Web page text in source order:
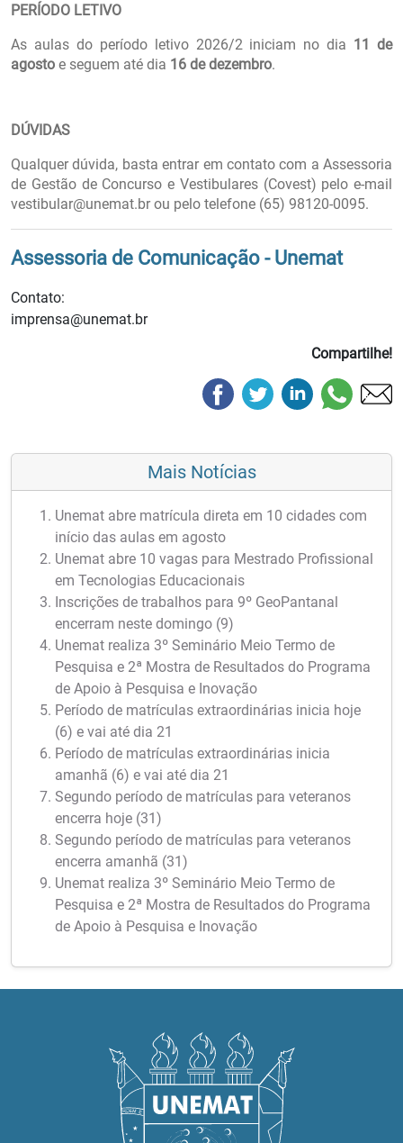
PERÍODO LETIVO
As aulas do período letivo 2026/2 iniciam no dia 11 de
agosto e seguem até dia 16 de dezembro.
DÚVIDAS
Qualquer dúvida, basta entrar em contato com a Assessoria
de Gestão de Concurso e Vestibulares (Covest) pelo e-mail
vestibular@unemat.br ou pelo telefone (65) 98120-0095.
Assessoria de Comunicação - Unemat
Contato:
imprensa@unemat.br
Compartilhe!
Mais Notícias
Unemat abre matrícula direta em 10 cidades com
início das aulas em agosto
Unemat abre 10 vagas para Mestrado Profissional
em Tecnologias Educacionais
Inscrições de trabalhos para 9º GeoPantanal
encerram neste domingo (9)
Unemat realiza 3º Seminário Meio Termo de
Pesquisa e 2ª Mostra de Resultados do Programa
de Apoio à Pesquisa e Inovação
Período de matrículas extraordinárias inicia hoje
(6) e vai até dia 21
Período de matrículas extraordinárias inicia
amanhã (6) e vai até dia 21
Segundo período de matrículas para veteranos
encerra hoje (31)
Segundo período de matrículas para veteranos
encerra amanhã (31)
Unemat realiza 3º Seminário Meio Termo de
Pesquisa e 2ª Mostra de Resultados do Programa
de Apoio à Pesquisa e Inovação